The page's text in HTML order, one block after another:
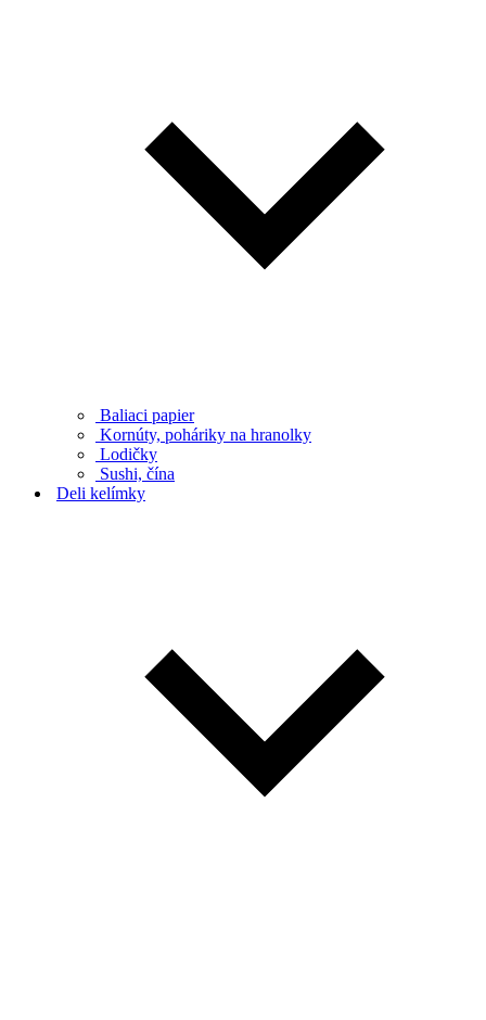
Baliaci papier
Kornúty, poháriky na hranolky
Lodičky
Sushi, čína
Deli kelímky